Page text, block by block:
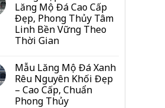
Nhiêu
Tiền?
Bảng
2026
Kích
Thước
Lăng
Mộ
Ban:
Bảng
Số
Lăng Mộ Đá Cao Cấp
Đẹp, Phong Thủy Tâm
Linh Bền Vững Theo
Thời Gian
Mẫu Lăng Mộ Đá Xanh
Rêu Nguyên Khối Đẹp
– Cao Cấp, Chuẩn
Phong Thủy